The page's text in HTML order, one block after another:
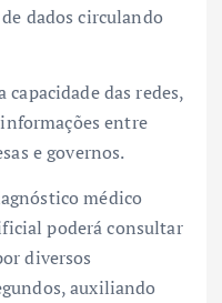
dados circulando
das redes,
entre
e governos.
médico
poderá consultar
diversos
auxiliando